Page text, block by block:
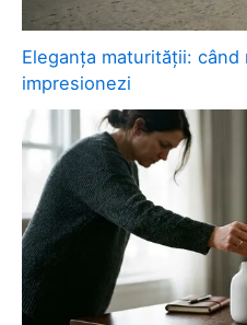
Eleganța maturității: când
impresionezi